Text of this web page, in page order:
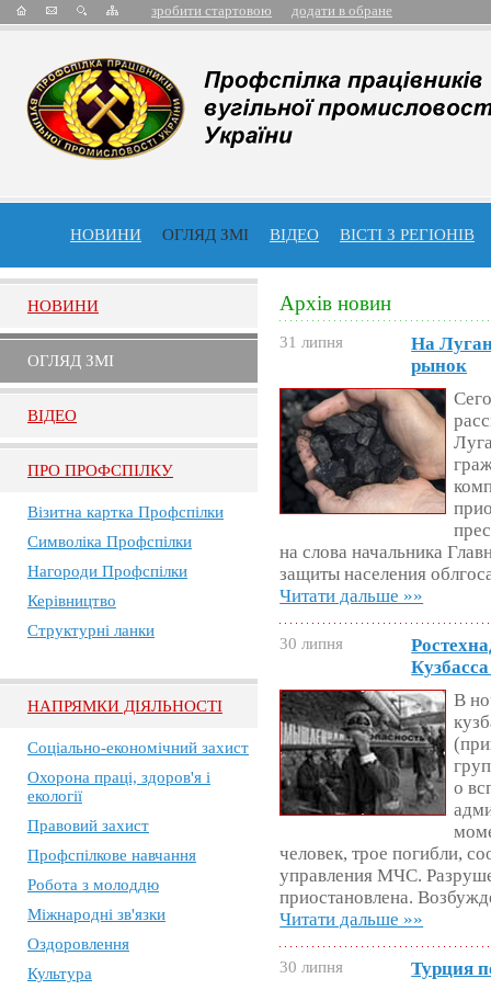
зробити стартовою додати в обране
НОВИНИ ОГЛЯД ЗМІ ВІДЕО ВІСТІ З РЕГІОНІВ
НОВИНИ
ОГЛЯД ЗМI
ВIДЕО
ПРО ПРОФСПIЛКУ
Візитна картка Профспілки
Символіка Профспілки
Нагороди Профспілки
Керівництво
Структурні ланки
НАПРЯМКИ ДІЯЛЬНОСТІ
Соціально-економічний захист
Охорона праці, здоров'я і
екології
Правовий захист
Профспілкове навчання
Робота з молоддю
Міжнародні зв'язки
Оздоровлення
Культура
Архів новин
31 липня
На
рынок
на слова начальника
защиты населения
Читати дальше »»
30 липня
В
о
человек, трое погибли,
управления МЧС.
приостановлена.
Читати дальше »»
30 липня
Турция